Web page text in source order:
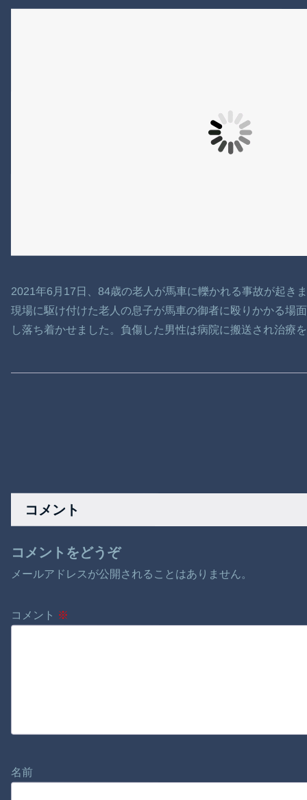
2021年6月17日、84歳の老人が馬車に轢かれる事故が起き
現場に駆け付けた老人の息子が馬車の御者に殴りかかる場
し落ち着かせました。負傷した男性は病院に搬送され治療
コメント
コメントをどうぞ
メールアドレスが公開されることはありません。
コメント ※
名前